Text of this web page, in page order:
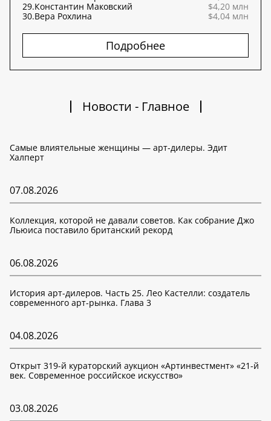
29.Константин Маковский
$4,20 млн
30.Вера Рохлина $4,04 млн
Подробнее
Новости - Главное
Самые влиятельные женщины — арт-дилеры. Эдит
Халперт
07.08.2026
Коллекция, которой не давали советов. Как собрание Джо
Льюиса поставило британский рекорд
06.08.2026
История арт-дилеров. Часть 25. Лео Кастелли: создатель
современного арт-рынка. Глава 3
04.08.2026
Открыт 319-й кураторский аукцион «Артинвестмент» «21-й
век. Современное российское искусство»
03.08.2026